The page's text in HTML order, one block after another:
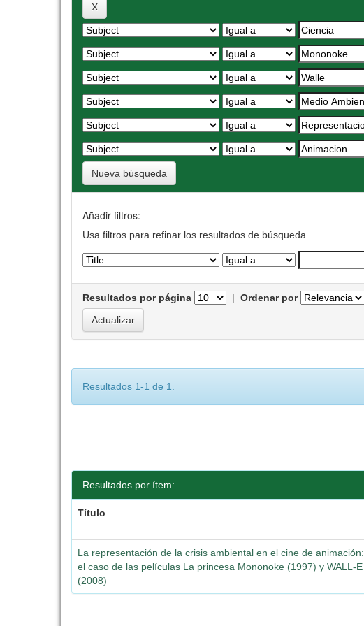
Nueva búsqueda
Añadir filtros:
Usa filtros para refinar los resultados de búsqueda.
Resultados por página | Ordenar por
Resultados 1-1 de 1.
Resultados por ítem:
Título
La representación de la crisis ambiental en el cine de animación:
el caso de las películas La princesa Mononoke (1997) y WALL-E
(2008)